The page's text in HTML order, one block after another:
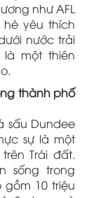
như AFL
hè yêu thích
nước trải
một thiên
thành phố
sấu Dundee
sự là một
Trái đất.
sống trong
10 triệu